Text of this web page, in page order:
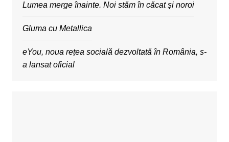
Lumea merge înainte. Noi stăm în căcat și noroi
Gluma cu Metallica
eYou, noua rețea socială dezvoltată în România, s-
a lansat oficial